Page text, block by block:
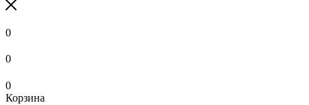
0
0
0
Корзина